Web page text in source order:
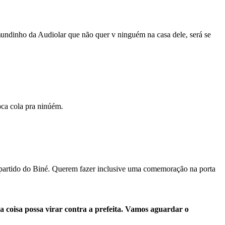
da Audiolar que não quer v ninguém na casa dele, será se
cola pra ninúém.
do Biné. Querem fazer inclusive uma comemoração na porta
coisa possa virar contra a prefeita. Vamos aguardar o